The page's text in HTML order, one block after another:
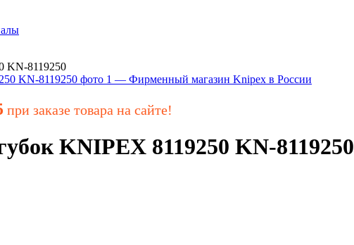
KN-8119250
при заказе товара на сайте!
KNIPEX 8119250 KN-8119250